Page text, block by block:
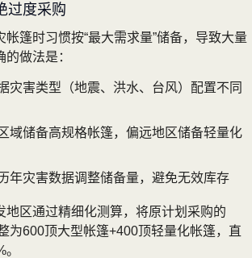
过度采购
篷时习惯按“最大需求量”储备，导致大量
做法是：
灾害类型（地震、洪水、台风）配置不同
域储备高规格帐篷，偏远地区储备轻量化
年灾害数据调整储备量，避免无效库存
地区通过精细化测算，将原计划采购的
为600顶大型帐篷+400顶轻量化帐篷，直